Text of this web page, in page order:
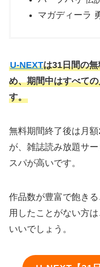
マガディーラ
U-NEXTは31日間の
め、期間中はすべて
す。
無料期間終了後は月
が、雑誌読み放題サ
スパが高いです。
作品数が豊富で飽き
用したことがない方
いいでしょう。